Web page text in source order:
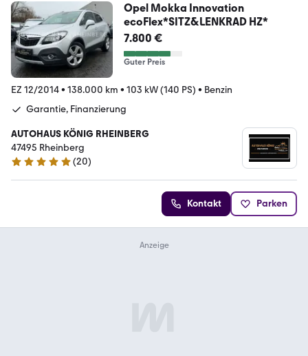
Opel Mokka Innovation
ecoFlex*SITZ&LENKRAD HZ*
7.800 €
Guter Preis
EZ 12/2014• 138.000 km • 103 kW (140 PS) • Benzin
Garantie, Finanzierung
AUTOHAUS KÖNIG RHEINBERG
47495 Rheinberg
4.9 Sterne
(20)
Kontakt Parken